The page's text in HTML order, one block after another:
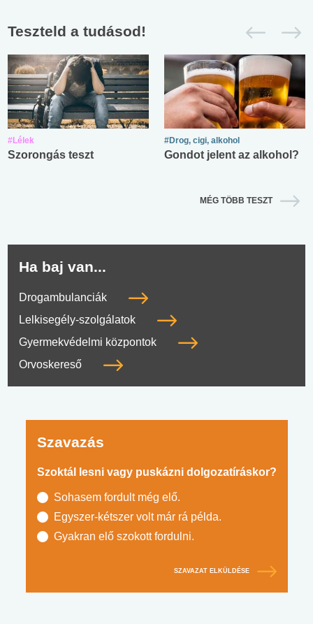
Teszteld a tudásod!
#Lélek
Szorongás teszt
#Drog, cigi, alkohol
Gondot jelent az alkohol?
MÉG TÖBB TESZT
Ha baj van...
Drogambulanciák
Lelkisegély-szolgálatok
Gyermekvédelmi központok
Orvoskereső
Szavazás
Szoktál lesni vagy puskázni dolgozatíráskor?
Sohasem fordult még elő.
Egyszer-kétszer volt már rá példa.
Gyakran elő szokott fordulni.
SZAVAZAT ELKÜLDÉSE